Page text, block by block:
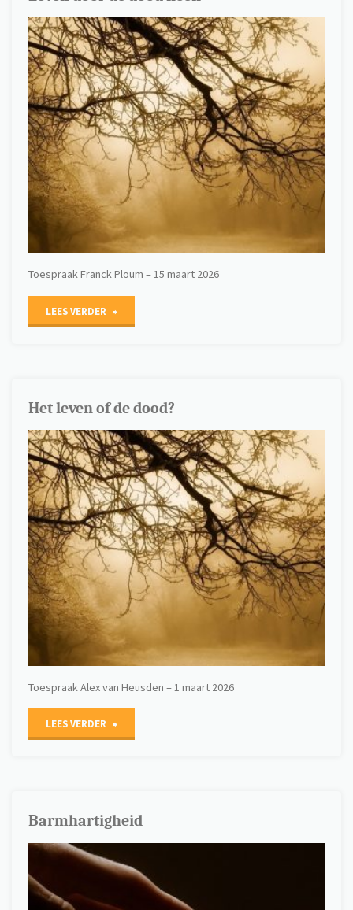
Toespraak Franck Ploum – 15 maart 2026
LEES VERDER "Leven
dood
heen"
Het leven of de dood?
Toespraak Alex van Heusden – 1 maart 2026
LEES VERDER "Het
de
Barmhartigheid